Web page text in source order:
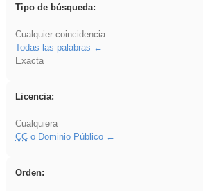
Tipo de búsqueda:
Cualquier coincidencia
Todas las palabras
Exacta
Licencia:
Cualquiera
CCo Dominio Público
Orden: